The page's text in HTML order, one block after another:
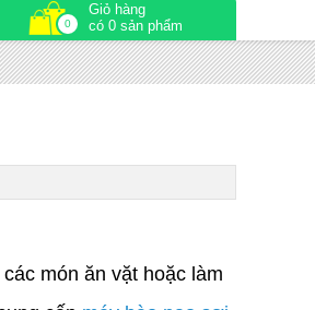
0
Giỏ hàng
có 0 sản phẩm
món ăn vặt hoặc làm